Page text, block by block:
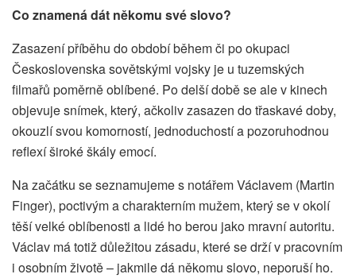
Co znamená dát někomu své slovo?
Zasazení příběhu do období během či po okupaci
Československa sovětskými vojsky je u tuzemských
filmařů poměrně oblíbené. Po delší době se ale v kinech
objevuje snímek, který, ačkoliv zasazen do třaskavé doby,
okouzlí svou komorností, jednoduchostí a pozoruhodnou
reflexí široké škály emocí.
Na začátku se seznamujeme s notářem Václavem (Martin
Finger), poctivým a charakterním mužem, který se v okolí
těší velké oblíbenosti a lidé ho berou jako mravní autoritu.
Václav má totiž důležitou zásadu, které se drží v pracovním
i osobním životě – jakmile dá někomu slovo, neporuší ho.